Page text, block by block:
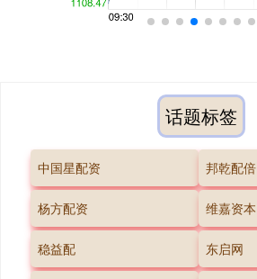
话题标签
中国星配资 邦乾配倍
杨方配资 维嘉资本
稳益配 东启网